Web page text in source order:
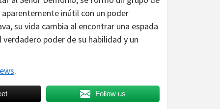
inútil con un poder
su vida cambia al encontrar una espada
poder de su habilidad y un
.
Follow us